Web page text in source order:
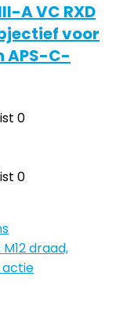
A VC RXD
voor
APS-C-
0
0